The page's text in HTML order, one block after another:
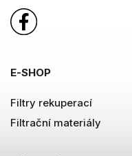
E-SHOP
Filtry rekuperací
Filtrační materiály